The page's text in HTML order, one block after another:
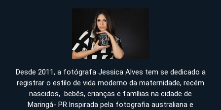
Desde 2011, a fotógrafa Jessica Alves tem se dedicado a
registrar o estilo de vida moderno da maternidade, recém
nascidos, bebês, crianças e famílias na cidade de
Maringá- PR.Inspirada pela fotografia australiana e